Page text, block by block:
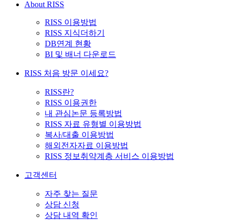
About RISS
RISS 이용방법
RISS 지식더하기
DB연계 현황
BI 및 배너 다운로드
RISS 처음 방문 이세요?
RISS란?
RISS 이용권한
내 관심논문 등록방법
RISS 자료 유형별 이용방법
복사/대출 이용방법
해외전자자료 이용방법
RISS 정보취약계층 서비스 이용방법
고객센터
자주 찾는 질문
상담 신청
상담 내역 확인